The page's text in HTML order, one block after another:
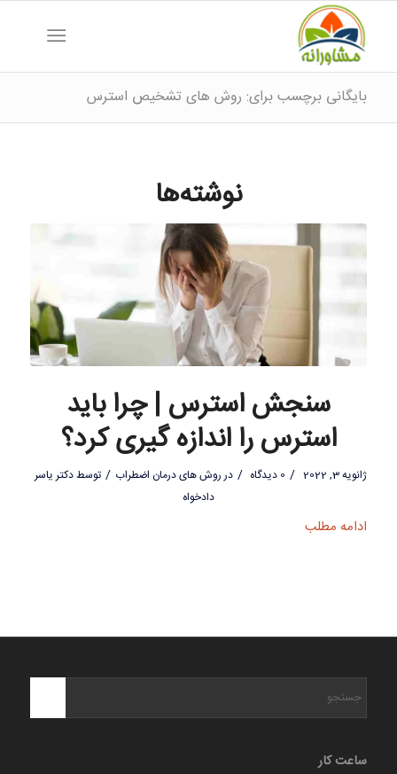
بایگانی برچسب برای: روش های تشخیص استرس
نوشته‌ها
سنجش استرس | چرا باید
استرس را اندازه گیری کرد؟
ژانویه 3, 2022 / 0 دیدگاه / درروش های درمان اضطراب / توسطدکتر یاسر
دادخواه
ادامه مطلب
ساعت کار